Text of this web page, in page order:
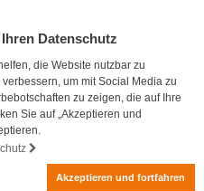
Datenschutz
die Website nutzbar zu
um mit Social Media zu
zu zeigen, die auf Ihre
Sie auf „Akzeptieren und
Akzeptieren und fortfahren